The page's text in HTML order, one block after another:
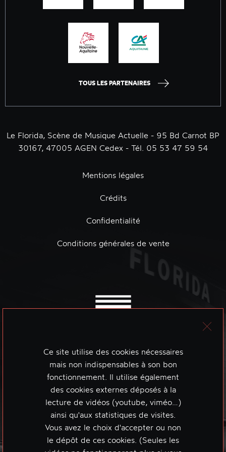
TOUS LES PARTENAIRES
Le Florida, Scène de Musique Actuelle - 95 Bd Carnot BP
30167, 47005 AGEN Cedex - Tél. 05 53 47 59 54
Mentions légales
Crédits
Confidentialité
Conditions générales de vente
Ce site utilise des cookies nécessaires
mais non indispensables à son bon
fonctionnement. Il utilise également
des cookies externes déposés à la
lecture de vidéos (youtube, viméo…)
ainsi qu'aux statistiques de visites.
Vous avez le choix d'accepter ou non
le dépôt de ces cookies. (Seules les